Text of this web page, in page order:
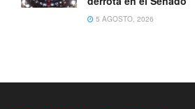
5 AGOSTO, 2026